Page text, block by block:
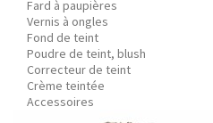
Fard à paupières
Vernis à ongles
Fond de teint
Poudre de teint, blush
Correcteur de teint
Crème teintée
Accessoires